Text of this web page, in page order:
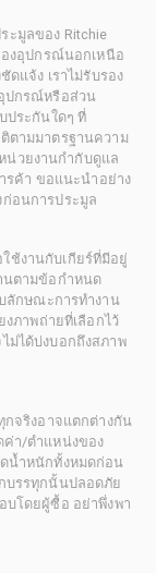
มูลของ Ritchie
งอุปกรณ์นอกเหนือ
ดแจ้ง เราไม่รับรอง
ปกรณ์หรือส่วน
ประกันใดๆ ที่
ตามมาตรฐานความ
น่วยงานกำกับดูแล
รค้า ขอแนะนำอย่าง
อนการประมูล
ช้งานกับเกียร์ที่มีอยู่
นตามข้อกำหนด
ลักษณะการทำงาน
ภาพถ่ายที่เลือกไว้
ม่ได้บ่งบอกถึงสภาพ
กจริงอาจแตกต่างกัน
ค่า/ตำแหน่งของ
น้ำหนักทั้งหมดก่อน
บรรทุกนั้นปลอดภัย
บโดยผู้ซื้อ อย่าพึ่งพา